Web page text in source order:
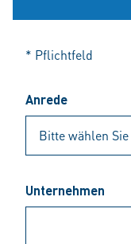
* Pflichtfeld
Anrede
Unternehmen